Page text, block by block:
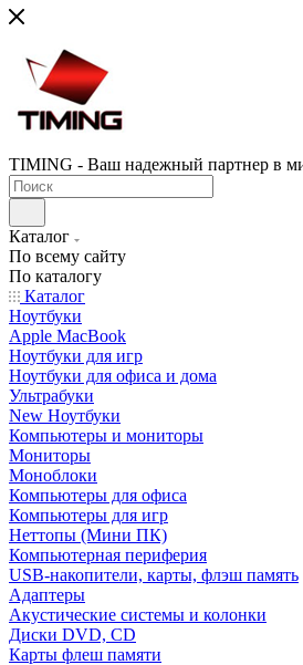
TIMING - Ваш надежный партнер в
Каталог
По всему сайту
По каталогу
Каталог
Ноутбуки
Apple MacBook
Ноутбуки для игр
Ноутбуки для офиса и дома
Ультрабуки
New Ноутбуки
Компьютеры и мониторы
Мониторы
Моноблоки
Компьютеры для офиса
Компьютеры для игр
Неттопы (Мини ПК)
Компьютерная периферия
USB-накопители, карты, флэш память
Адаптеры
Акустические системы и колонки
Диски DVD, CD
Карты флеш памяти